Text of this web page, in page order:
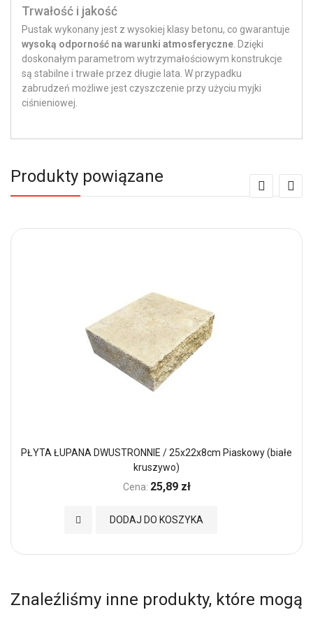
Trwałość i jakość
Pustak wykonany jest z wysokiej klasy betonu, co gwarantuje
wysoką odporność na warunki atmosferyczne . Dzięki
doskonałym parametrom wytrzymałościowym konstrukcje
są stabilne i trwałe przez długie lata. W przypadku
zabrudzeń możliwe jest czyszczenie przy użyciu myjki
ciśnieniowej.
Produkty powiązane
PŁYTA ŁUPANA DWUSTRONNIE / 25x22x8cm Piaskowy (białe
kruszywo)
Cena: 25,89 zł
DODAJ DO KOSZYKA
Dodaj do Ulubionych
Znaleźliśmy inne produkty, które mogą